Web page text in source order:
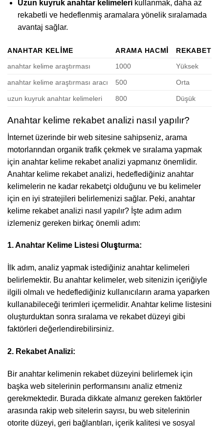
Uzun kuyruk anahtar kelimelerikullanmak, daha az
rekabetli ve hedeflenmiş aramalara yönelik sıralamada
avantaj sağlar.
ANAHTAR KELIME ARAMA HACMI
REKABET
anahtar kelime araştırması
1000 Yüksek
anahtar kelime araştırması aracı 500 Orta
uzun kuyruk anahtar kelimeleri 800 Düşük
Anahtar kelime rekabet analizi nasıl yapılır?
İnternet üzerinde bir web sitesine sahipseniz, arama
motorlarından organik trafik çekmek ve sıralama yapmak
için anahtar kelime rekabet analizi yapmanız önemlidir.
Anahtar kelime rekabet analizi, hedeflediğiniz anahtar
kelimelerin ne kadar rekabetçi olduğunu ve bu kelimeler
için en iyi stratejileri belirlemenizi sağlar. Peki, anahtar
kelime rekabet analizi nasıl yapılır? İşte adım adım
izlemeniz gereken birkaç önemli adım:
1. Anahtar Kelime Listesi Oluşturma:
İlk adım, analiz yapmak istediğiniz anahtar kelimeleri
belirlemektir. Bu anahtar kelimeler, web sitenizin içeriğiyle
ilgili olmalı ve hedeflediğiniz kullanıcıların arama yaparken
kullanabileceği terimleri içermelidir. Anahtar kelime listesini
oluşturduktan sonra sıralama ve rekabet düzeyi gibi
faktörleri değerlendirebilirsiniz.
2. Rekabet Analizi:
Bir anahtar kelimenin rekabet düzeyini belirlemek için
başka web sitelerinin performansını analiz etmeniz
gerekmektedir. Burada dikkate almanız gereken faktörler
arasında rakip web sitelerin sayısı, bu web sitelerinin
otorite düzeyi, geri bağlantıları, içerik kalitesi ve sosyal